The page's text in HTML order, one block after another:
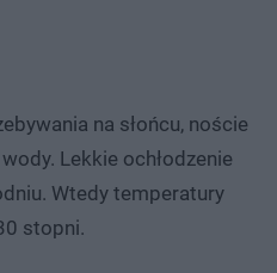
na słońcu, noście
Lekkie ochłodzenie
Wtedy temperatury
stopni.